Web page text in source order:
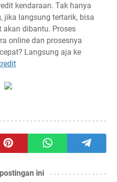
kendaraan. Tak hanya
jika langsung tertarik, bisa
akan dibantu. Proses
online dan prosesnya
Langsung aja ke
ini